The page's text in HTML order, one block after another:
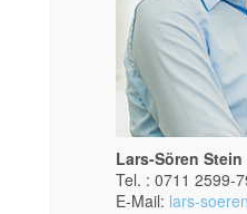
Lars-Sören Stein
Tel. : 0711 2599-
E-Mail: lars-